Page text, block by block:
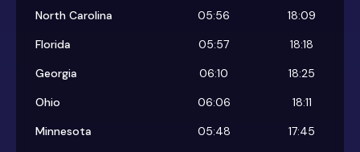
North Carolina
05:56
18:09
Florida
05:57
18:18
Georgia
06:10
18:25
Ohio
06:06
18:11
Minnesota
05:48
17:45